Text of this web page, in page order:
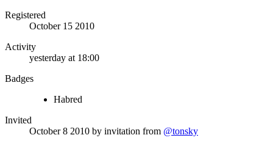
Registered
October 15 2010
Activity
yesterday at 18:00
Badges
Habred
Invited
October 8 2010 by invitation from @tonsky